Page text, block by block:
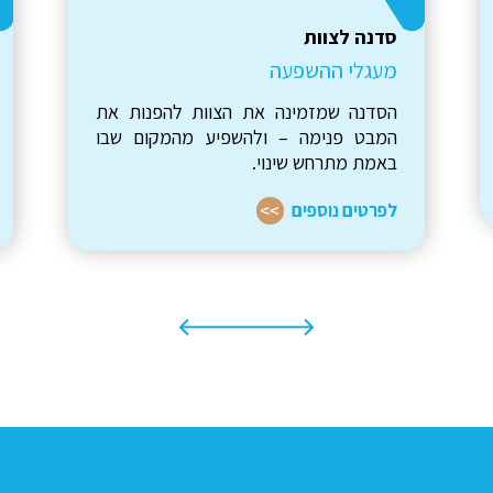
סדנה לצוות
הנאה להנעה
הסדנה שתעזור לצוות שלכם להפוך רגעים
שגרתיים – לרגעים של חוויה, חיבור
והשפעה.
לפרטים נוספים